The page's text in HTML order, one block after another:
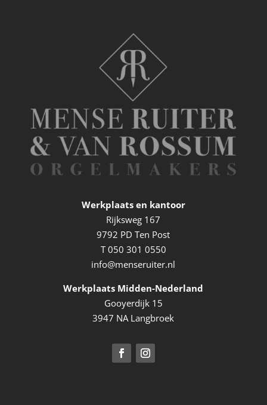
Werkplaats en kantoor
Rijksweg 167
9792 PD Ten Post
T 050 301 0550
info@menseruiter.nl
Werkplaats Midden-Nederland
Gooyerdijk 15
3947 NA Langbroek